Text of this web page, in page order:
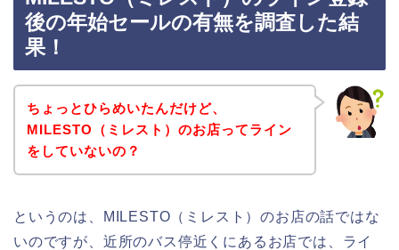
後の年始セールの有無を調査した結
果！
ちょっとひらめいたんだけど、
MILESTO（ミレスト）のお店ってライン
をしていないの？
というのは、MILESTO（ミレスト）のお店の話ではな
いのですが、近所のバス停近くにあるお店では、ライ